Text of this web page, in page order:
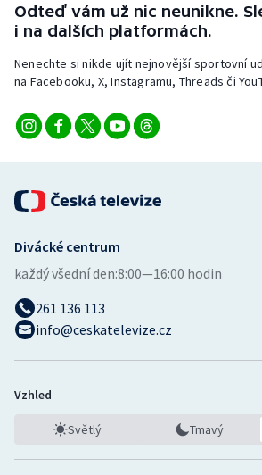
Triatlon
Veslování
Vodní slalom
Ostatní
Odteď vám už nic neunikne.
i na dalších platformách.
Nenechte si nikde ujít nejnovější sportovní
na Facebooku, X, Instagramu, Threads či
Divácké centrum
každý všední den:8:00—16:00 hodin
261 136 113
info@ceskatelevize.cz
Vzhled
Světlý Tmavý